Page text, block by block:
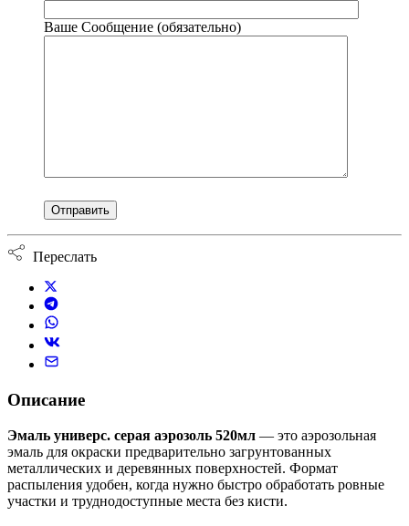
Ваше Сообщение (обязательно)
Переслать
Описание
Эмаль универс. серая аэрозоль 520мл — это аэрозольная
эмаль для окраски предварительно загрунтованных
металлических и деревянных поверхностей. Формат
распыления удобен, когда нужно быстро обработать ровные
участки и труднодоступные места без кисти.